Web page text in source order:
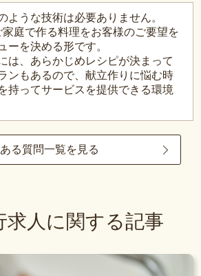
ような技術は必要ありません。
庭で作る料理をお客様のご要望を
ーを決める形です。
は、あらかじめレシピが決まって
ンもあるので、献立作りに悩む時
持ってサービスを提供できる環境
る質問一覧を見る
求人に関する記事